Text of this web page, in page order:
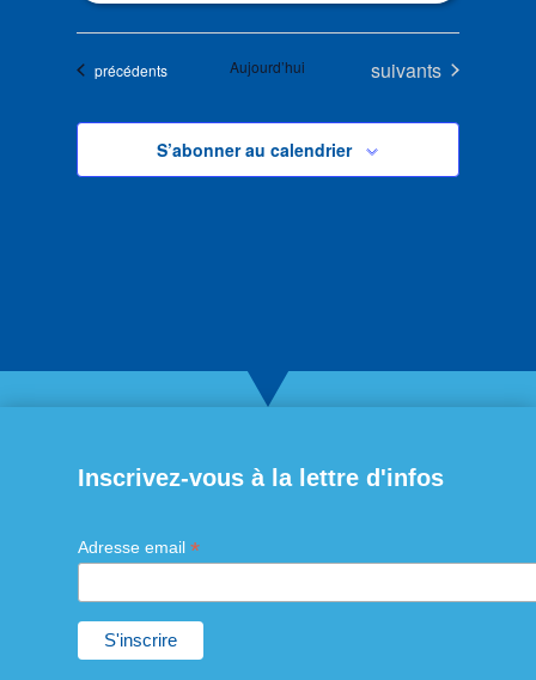
Évènements
précédents Aujourd’hui Évènements
suivants
S’abonner au calendrier
Inscrivez-vous à la lettre d'infos
Adresse email *